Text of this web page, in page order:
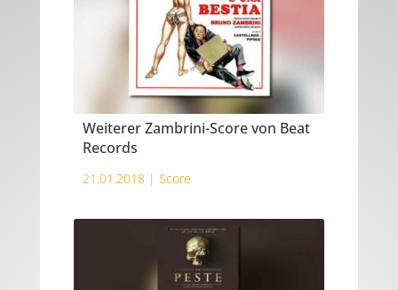
Weiterer Zambrini-Score von Beat
Records
21.01.2018 | Score